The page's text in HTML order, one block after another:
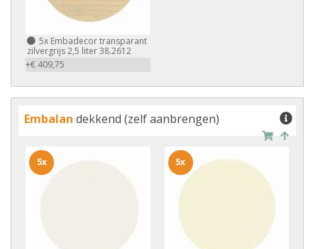
5x Embadecor transparant
zilvergrijs 2,5 liter 38.2612
+€ 409,75
Embalan dekkend (zelf aanbrengen)
5x 5x